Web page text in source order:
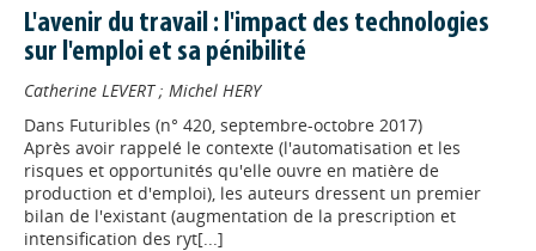
L'avenir du travail : l'impact des technologies
sur l'emploi et sa pénibilité
Catherine LEVERT; Michel HERY
Dans Futuribles (n° 420, septembre-octobre 2017)
Après avoir rappelé le contexte (l'automatisation et les
risques et opportunités qu'elle ouvre en matière de
production et d'emploi), les auteurs dressent un premier
bilan de l'existant (augmentation de la prescription et
intensification des ryt[...]